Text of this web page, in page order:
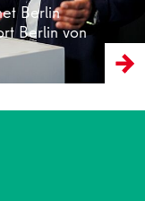
Berlin
Berlin von